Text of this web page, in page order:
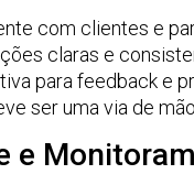
com clientes e
claras e
para feedback e
ser uma via de
e